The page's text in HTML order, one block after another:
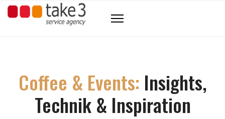
Coffee & Events: Insights,
Technik & Inspiration